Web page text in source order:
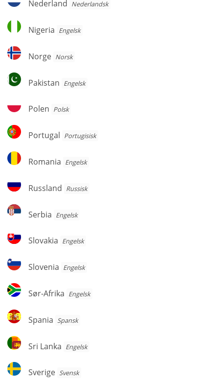
Nederland Nederlandsk
Nigeria
Nigeria Engelsk
Norge
Norge Norsk
Pakistan
Pakistan Engelsk
Polen
Polen Polsk
Portugal
Portugal Portugisisk
Romania
Romania Engelsk
Russland
Russland Russisk
Serbia
Serbia Engelsk
Slovakia
Slovakia Engelsk
Slovenia
Slovenia Engelsk
Sør-
Afrika
Sør-Afrika Engelsk
Spania
Spania Spansk
Sri
Lanka
Sri Lanka Engelsk
Sverige
Sverige Svensk